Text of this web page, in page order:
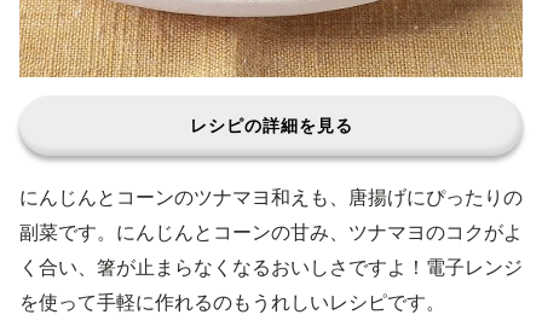
レシピの詳細を見る
にんじんとコーンのツナマヨ和えも、唐揚げにぴったりの
副菜です。にんじんとコーンの甘み、ツナマヨのコクがよ
く合い、箸が止まらなくなるおいしさですよ！電子レンジ
を使って手軽に作れるのもうれしいレシピです。